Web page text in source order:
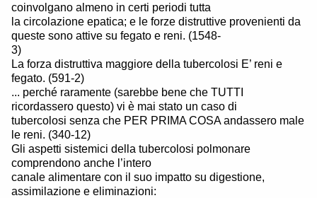
coinvolgano almeno in certi periodi tutta
la circolazione epatica; e le forze distruttive provenienti da
queste sono attive su fegato e reni. (1548-
3)
La forza distruttiva maggiore della tubercolosi E’ reni e
fegato. (591-2)
... perché raramente (sarebbe bene che TUTTI
ricordassero questo) vi è mai stato un caso di
tubercolosi senza che PER PRIMA COSA andassero male
le reni. (340-12)
Gli aspetti sistemici della tubercolosi polmonare
comprendono anche l’intero
canale alimentare con il suo impatto su digestione,
assimilazione e eliminazioni: